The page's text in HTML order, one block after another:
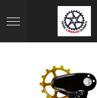
Hauptinhalt